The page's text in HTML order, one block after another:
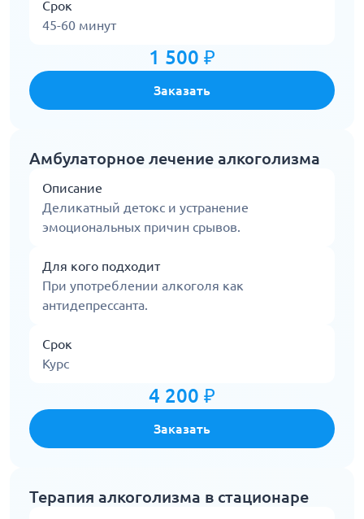
Срок
45-60 минут
1 500 ₽
Заказать
Амбулаторное лечение алкоголизма
Описание
Деликатный детокс и устранение
эмоциональных причин срывов.
Для кого подходит
При употреблении алкоголя как
антидепрессанта.
Срок
Курс
4 200 ₽
Заказать
Терапия алкоголизма в стационаре